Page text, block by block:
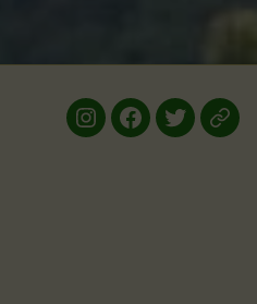
InstagramFacebook
twitter